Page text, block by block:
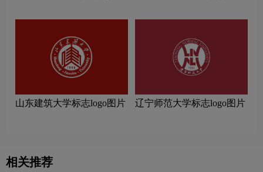
山东建筑大学标志logo图片 辽宁师范大学标志logo图片
相关推荐